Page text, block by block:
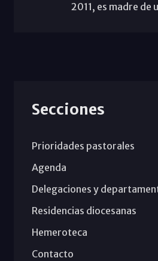
2011, es madre de
Secciones
Prioridades pastorales
Agenda
Delegaciones y
Residencias diocesanas
Hemeroteca
Contacto